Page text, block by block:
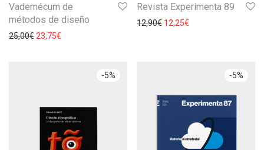
Vademécum de
métodos de diseño
25,00€ 23,75€
Revista Experimenta 89
12,90€ 12,25€
-5% -5%